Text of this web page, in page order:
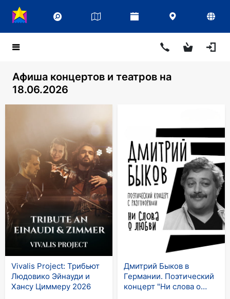
Афиша концертов и театров на
18.06.2026
Vivalis Project: Трибьют
Людовико Эйнауди и
Хансу Циммеру 2026
Дмитрий Быков в
Германии. Поэтический
концерт "Ни слова о